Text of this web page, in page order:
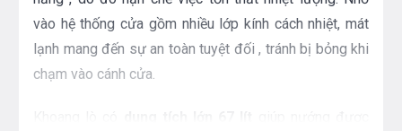
vào hệ thống cửa gồm nhiều lớp kính cách nhiệt, mát
lạnh mang đến sự an toàn tuyệt đối , tránh bị bỏng khi
chạm vào cánh cửa.